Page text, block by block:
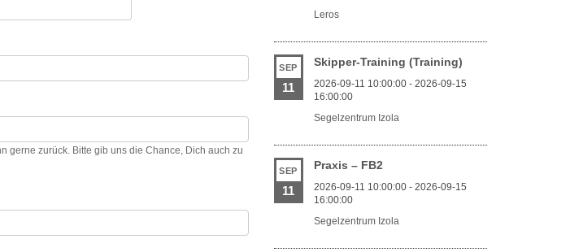
gerne zurück. Bitte gib uns die Chance, Dich auch zu
Leros
SEP
11
Skipper-Training (Training)
2026-09-11 10:00:00 - 2026-09-15
16:00:00
Segelzentrum Izola
SEP
11
Praxis – FB2
2026-09-11 10:00:00 - 2026-09-15
16:00:00
Segelzentrum Izola